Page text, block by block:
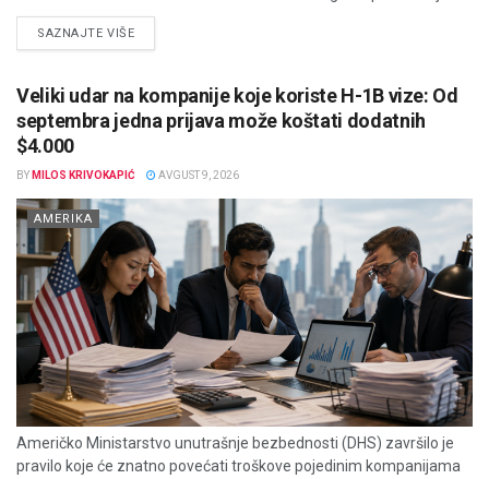
SAZNAJTE VIŠEDETAILS
Veliki udar na kompanije koje koriste H-1B vize: Od
septembra jedna prijava može koštati dodatnih
$4.000
BY MILOS KRIVOKAPIĆ AVGUST 9, 2026
AMERIKA
Američko Ministarstvo unutrašnje bezbednosti (DHS) završilo je
pravilo koje će znatno povećati troškove pojedinim kompanijama